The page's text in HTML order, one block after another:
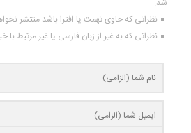
شد.
نظراتی که حاوی تهمت یا افترا باشد منتشر
نظراتی که به غیر از زبان فارسی یا غیر مرتبط